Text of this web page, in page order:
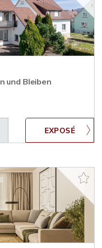
und Bleiben